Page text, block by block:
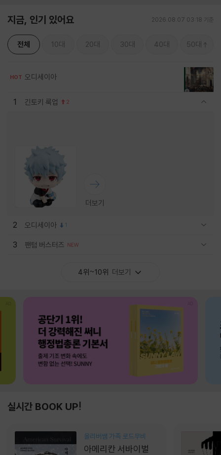
지금, 인기 있어요 2026.08.07 03:18 기준
전체 10대 20대 30대 40대 50대
HOT 오디세이아
1 긴토키 룩업 2
더보기
2 오디세이아 1
3 팬텀 버스터즈
4위~10위 더보기
실시간 BOOK UP!
올리버쌤 가족 로드무비
아메리칸 서바이벌